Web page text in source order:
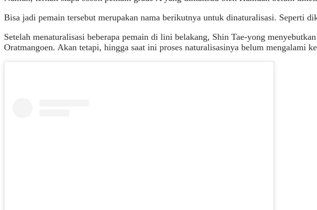
Bisa jadi pemain tersebut merupakan nama berikutnya untuk dinaturalisasi. Seperti
Setelah menaturalisasi beberapa pemain di lini belakang, Shin Tae-yong
Oratmangoen. Akan tetapi, hingga saat ini proses naturalisasinya belum mengalami